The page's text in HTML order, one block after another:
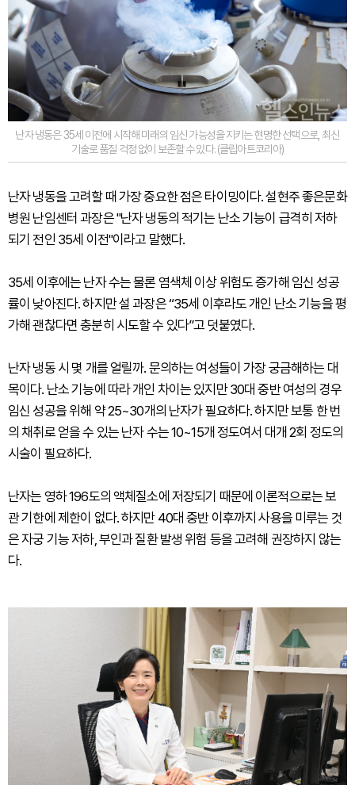
난자 냉동은 35세 이전에 시작해 미래의 임신 가능성을 지키는 현명한 선택으로, 최신
기술로 품질 걱정 없이 보존할 수 있다. (클립아트코리아)
난자 냉동을 고려할 때 가장 중요한 점은 타이밍이다. 설현주 좋은문화
병원 난임센터 과장은 "난자 냉동의 적기는 난소 기능이 급격히 저하
되기 전인 35세 이전"이라고 말했다.
35세 이후에는 난자 수는 물론 염색체 이상 위험도 증가해 임신 성공
률이 낮아진다. 하지만 설 과장은 “35세 이후라도 개인 난소 기능을 평
가해 괜찮다면 충분히 시도할 수 있다”고 덧붙였다.
난자 냉동 시 몇 개를 얼릴까. 문의하는 여성들이 가장 궁금해하는 대
목이다. 난소 기능에 따라 개인 차이는 있지만 30대 중반 여성의 경우
임신 성공을 위해 약 25~30개의 난자가 필요하다. 하지만 보통 한 번
의 채취로 얻을 수 있는 난자 수는 10~15개 정도여서 대개 2회 정도의
시술이 필요하다.
난자는 영하 196도의 액체질소에 저장되기 때문에 이론적으로는 보
관 기한에 제한이 없다. 하지만 40대 중반 이후까지 사용을 미루는 것
은 자궁 기능 저하, 부인과 질환 발생 위험 등을 고려해 권장하지 않는
다.